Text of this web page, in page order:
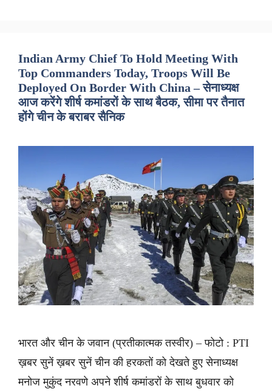
Indian Army Chief To Hold Meeting With
Top Commanders Today, Troops Will Be
Deployed On Border With China – सेनाध्यक्ष
आज करेंगे शीर्ष कमांडरों के साथ बैठक, सीमा पर तैनात
होंगे चीन के बराबर सैनिक
भारत और चीन के जवान (प्रतीकात्मक तस्वीर) – फोटो : PTI
ख़बर सुनें ख़बर सुनें चीन की हरकतों को देखते हुए सेनाध्यक्ष
मनोज मुकुंद नरवणे अपने शीर्ष कमांडरों के साथ बुधवार को